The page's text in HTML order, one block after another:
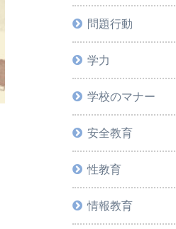
問題行動
学力
学校のマナー
安全教育
性教育
情報教育